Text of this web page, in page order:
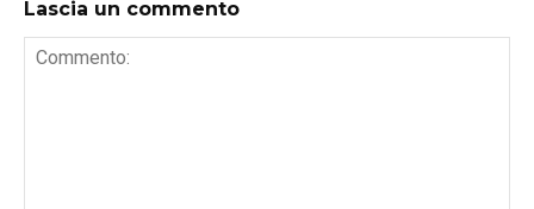
Lascia un commento